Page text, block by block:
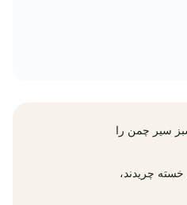
سير چمن را
خسته چريدند،